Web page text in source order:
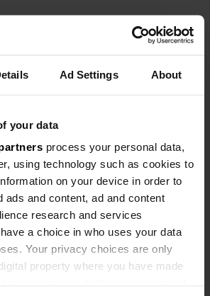
Ad Settings About
your data
process your personal data,
using technology such as cookies to
on your device in order to
ads and content, ad and content
research and services
a choice in who uses your data
Your privacy choices are only
property where you have made
tournez à
trouvez
le-Château, France
4° 32' 7" E
4.53540494